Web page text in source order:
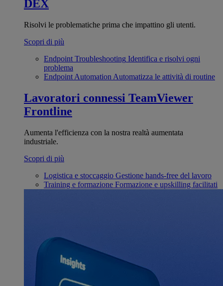
DEX
Risolvi le problematiche prima che impattino gli utenti.
Scopri di più
Endpoint Troubleshooting Identifica e risolvi ogni
problema
Endpoint Automation Automatizza le attività di routine
Lavoratori connessi TeamViewer
Frontline
Aumenta l'efficienza con la nostra realtà aumentata
industriale.
Scopri di più
Logistica e stoccaggio Gestione hands-free del lavoro
Training e formazione Formazione e upskilling facilitati